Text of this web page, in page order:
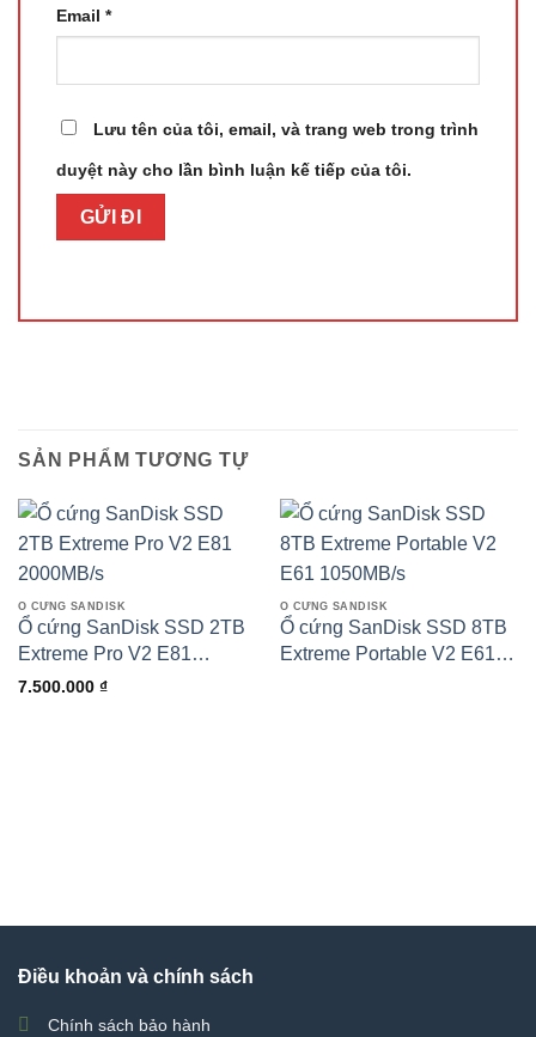
Email *
Lưu tên của tôi, email, và trang web trong trình
duyệt này cho lần bình luận kế tiếp của tôi.
SẢN PHẨM TƯƠNG TỰ
Ổ CỨNG SANDISK
Ổ cứng SanDisk SSD 2TB
Extreme Pro V2 E81
2000MB/s
7.500.000 ₫
Ổ CỨNG SANDISK
Ổ cứng SanDisk SSD 8TB
Extreme Portable V2 E61
Điều khoản và chính sách
Chính sách bảo hành